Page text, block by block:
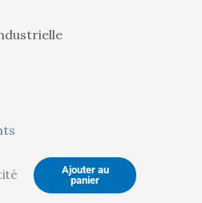
Ajouter au
panier